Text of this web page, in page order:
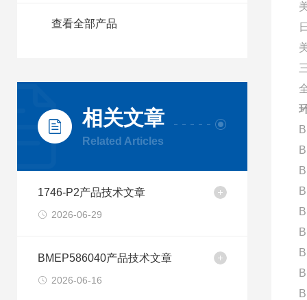
查看全部产品
相关文章
Related Articles
1746-P2产品技术文章
2026-06-29
BMEP586040产品技术文章
2026-06-16